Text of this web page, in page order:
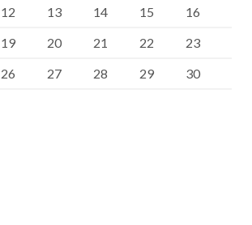
12 13 14 15
16
19 20 21 22
23
26 27 28 29
30